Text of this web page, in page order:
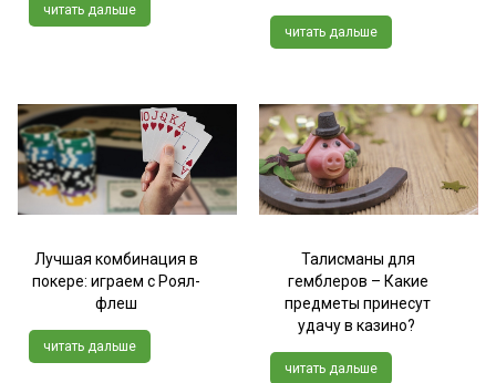
читать дальше
читать дальше
Лучшая комбинация в
покере: играем с Роял-
флеш
читать дальше
Талисманы для
гемблеров – Какие
предметы принесут
удачу в казино?
читать дальше